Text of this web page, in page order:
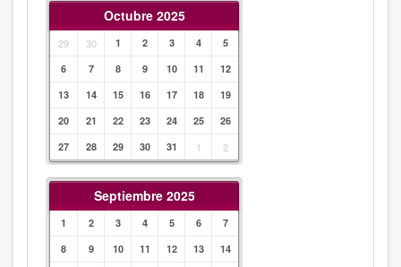
Octubre 2025
29 30 1 2 3 4
5
6
7 8 9 10 11
12
13
14 15 16 17 18
19
20
21 22 23 24 25
26
27
28 29 30 31 1 2
Septiembre 2025
1 2 3 4 5 6
7
8
9 10 11 12 13
14